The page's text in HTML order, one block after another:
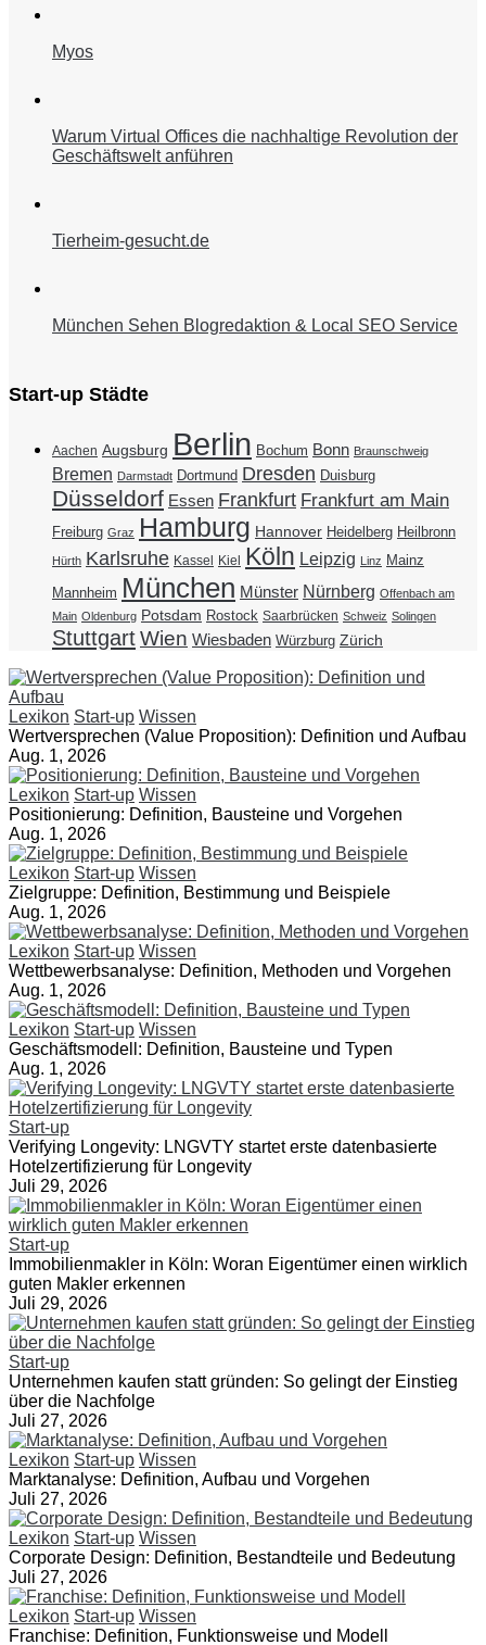
Myos
Warum Virtual Offices die nachhaltige Revolution der
Geschäftswelt anführen
Tierheim-gesucht.de
München Sehen Blogredaktion & Local SEO Service
Start-up Städte
Aachen Augsburg Berlin Bochum Bonn Braunschweig
Bremen Darmstadt Dortmund Dresden Duisburg
Düsseldorf Essen Frankfurt Frankfurt am Main
Freiburg Graz Hamburg Hannover Heidelberg Heilbronn
Hürth Karlsruhe Kassel Kiel Köln Leipzig Linz Mainz
Mannheim München Münster Nürnberg Offenbach am
Main Oldenburg Potsdam Rostock Saarbrücken Schweiz Solingen
StuttgartWien Wiesbaden Würzburg Zürich
Lexikon Start-up Wissen
Wertversprechen (Value Proposition): Definition und Aufbau
Aug. 1, 2026
Lexikon Start-up Wissen
Positionierung: Definition, Bausteine und Vorgehen
Aug. 1, 2026
Lexikon Start-up Wissen
Zielgruppe: Definition, Bestimmung und Beispiele
Aug. 1, 2026
Lexikon Start-up Wissen
Wettbewerbsanalyse: Definition, Methoden und Vorgehen
Aug. 1, 2026
Lexikon Start-up Wissen
Geschäftsmodell: Definition, Bausteine und Typen
Aug. 1, 2026
Start-up
Verifying Longevity: LNGVTY startet erste datenbasierte
Hotelzertifizierung für Longevity
Juli 29, 2026
Start-up
Immobilienmakler in Köln: Woran Eigentümer einen wirklich
guten Makler erkennen
Juli 29, 2026
Start-up
Unternehmen kaufen statt gründen: So gelingt der Einstieg
über die Nachfolge
Juli 27, 2026
Lexikon Start-up Wissen
Marktanalyse: Definition, Aufbau und Vorgehen
Juli 27, 2026
Lexikon Start-up Wissen
Corporate Design: Definition, Bestandteile und Bedeutung
Juli 27, 2026
Lexikon Start-up Wissen
Franchise: Definition, Funktionsweise und Modell